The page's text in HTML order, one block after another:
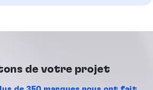
de votre projet